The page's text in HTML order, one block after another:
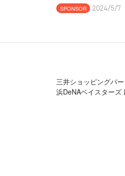
SPONSOR 2024/5/7
三井ショッピングパ
浜DeNAベイスターズ